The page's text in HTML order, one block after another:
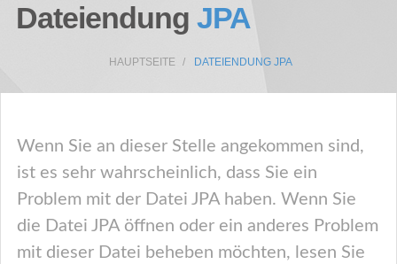
Dateiendung JPA
HAUPTSEITE DATEIENDUNG JPA
Wenn Sie an dieser Stelle angekommen sind,
ist es sehr wahrscheinlich, dass Sie ein
Problem mit der Datei JPA haben. Wenn Sie
die Datei JPA öffnen oder ein anderes Problem
mit dieser Datei beheben möchten, lesen Sie